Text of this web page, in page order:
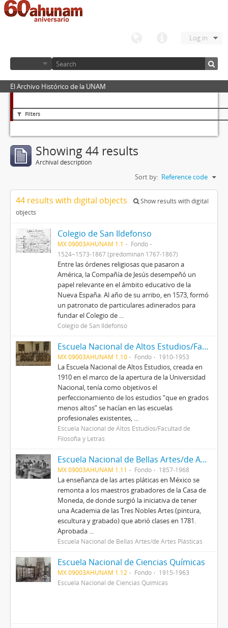
Log in
El Archivo Histórico de la UNAM
Filters
Showing 44 results
Archival description
Sort by: Reference code
44 results with digital objects
Show results with digital
objects
Colegio de San Ildefonso
MX 09003AHUNAM 1.1
Fondo
1524~1573-1867 (predominan 1767-1867)
Entre las órdenes religiosas que pasaron a
América, la Compañía de Jesús desempeñó un
papel relevante en el ámbito educativo de la
Nueva España. Al año de su arribo, en 1573, formó
un patronato de particulares adinerados para
fundar el Colegio de ...
Colegio de San Ildefonso
Escuela Nacional de Altos Estudios/Facultad de Filosofía y Letras
MX 09003AHUNAM 1.10 Fondo 1910-1953
La Escuela Nacional de Altos Estudios, creada en
1910 en el marco de la apertura de la Universidad
Nacional, tenía como objetivos el
perfeccionamiento de los estudios “que en grados
menos altos” se hacían en las escuelas
profesionales existentes, ...
Escuela Nacional de Altos Estudios/Facultad de
Filosofía y Letras
Escuela Nacional de Bellas Artes/de Artes Plásticas
MX 09003AHUNAM 1.11 Fondo 1857-1968
La enseñanza de las artes pláticas en México se
remonta a los maestros grabadores de la Casa de
Moneda, de donde surgió la iniciativa de tener
una Academia de las Tres Nobles Artes (pintura,
escultura y grabado) que abrió clases en 1781.
Aprobada ...
Escuela Nacional de Bellas Artes/de Artes Plásticas
Escuela Nacional de Ciencias Químicas
MX 09003AHUNAM 1.12 Fondo
1915-1963
Escuela Nacional de Ciencias Químicas